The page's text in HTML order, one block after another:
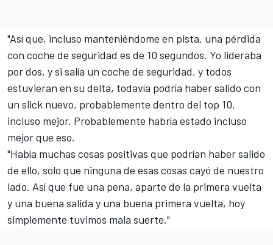
"Así que, incluso manteniéndome en pista, una pérdida
con coche de seguridad es de 10 segundos. Yo lideraba
por dos, y si salía un coche de seguridad, y todos
estuvieran en su delta, todavía podría haber salido con
un slick nuevo, probablemente dentro del top 10,
incluso mejor. Probablemente habría estado incluso
mejor que eso.
"Había muchas cosas positivas que podrían haber salido
de ello, solo que ninguna de esas cosas cayó de nuestro
lado. Así que fue una pena, aparte de la primera vuelta
y una buena salida y una buena primera vuelta, hoy
simplemente tuvimos mala suerte."